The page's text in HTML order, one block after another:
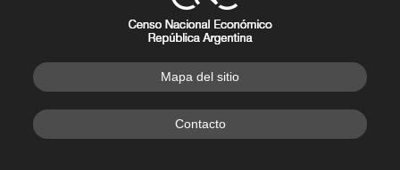
Mapa del sitio
Contacto